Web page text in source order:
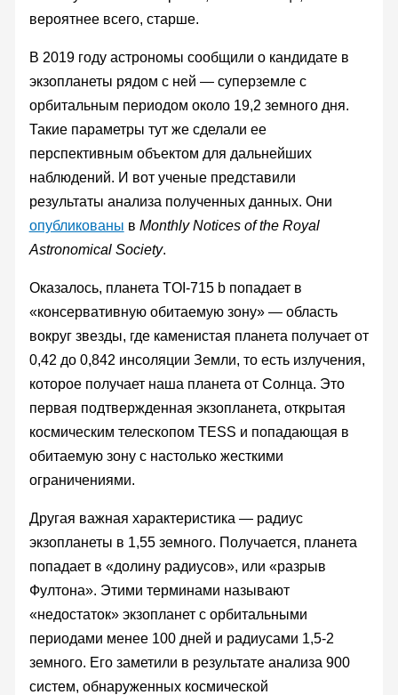
вероятнее всего, старше.
В 2019 году астрономы сообщили о кандидате в
экзопланеты рядом с ней — суперземле с
орбитальным периодом около 19,2 земного дня.
Такие параметры тут же сделали ее
перспективным объектом для дальнейших
наблюдений. И вот ученые представили
результаты анализа полученных данных. Они
опубликованы в Monthly Notices of the Royal
Astronomical Society.
Оказалось, планета TOI-715 b попадает в
«консервативную обитаемую зону» — область
вокруг звезды, где каменистая планета получает от
0,42 до 0,842 инсоляции Земли, то есть излучения,
которое получает наша планета от Солнца. Это
первая подтвержденная экзопланета, открытая
космическим телескопом TESS и попадающая в
обитаемую зону с настолько жесткими
ограничениями.
Другая важная характеристика — радиус
экзопланеты в 1,55 земного. Получается, планета
попадает в «долину радиусов», или «разрыв
Фултона». Этими терминами называют
«недостаток» экзопланет с орбитальными
периодами менее 100 дней и радиусами 1,5-2
земного. Его заметили в результате анализа 900
систем, обнаруженных космической